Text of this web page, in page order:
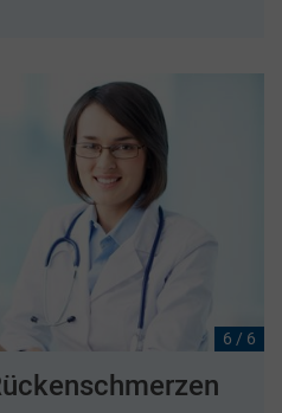
6 / 6